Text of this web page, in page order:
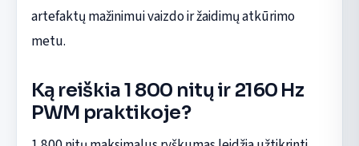
artefaktų mažinimui vaizdo ir žaidimų atkūrimo
metu.
Ką reiškia 1 800 nitų ir 2160 Hz
PWM praktikoje?